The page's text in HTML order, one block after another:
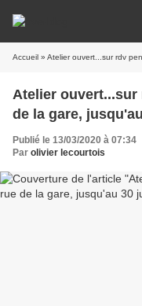
Accueil » Atelier ouvert...sur rdv
Atelier ouvert...sur
de la gare,
Publié le 13/03/2020 à 07:34
Par olivier lecourtois